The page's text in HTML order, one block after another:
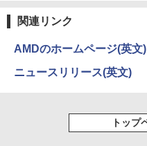
2
ター付
￥
2
薄型 軽
康則 ]
￥14,990
￥250
￥250
ットル
￥1,380
強炭酸
art
￥832
￥594
関連リンク
AMDのホームページ(英文)
ニュースリリース(英文)
トップ